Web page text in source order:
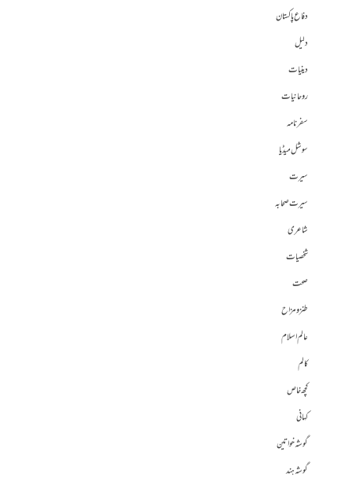
دفاع پاکستان
دلیل
دینیات
روحانیات
سفرنامہ
سوشل میڈیا
سیرت
سیرت صحابہ
شاعری
شخصیات
صحت
طنز و مزاح
عالم اسلام
کالم
کچھ خاص
کہانی
گوشہ خواتین
گوشہ ہند